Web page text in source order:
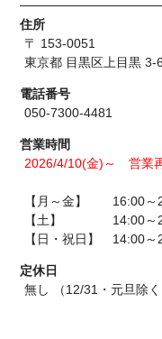
住所
〒 153-0051
東京都 目黒区上目黒 3-
電話番号
050-7300-4481
営業時間
2026/4/10(金)～ 営業
【月～金】 16:00～
【土】 14:00～
【日・祝日】 14:00～
定休日
無し （12/31・元旦除く